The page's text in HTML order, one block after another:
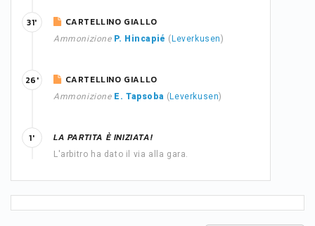
CARTELLINO GIALLO
Ammonizione P. Hincapié ( Leverkusen)
31'
CARTELLINO GIALLO
Ammonizione E. Tapsoba ( Leverkusen)
26'
LA PARTITA È INIZIATA!
L'arbitro ha dato il via alla gara.
1'